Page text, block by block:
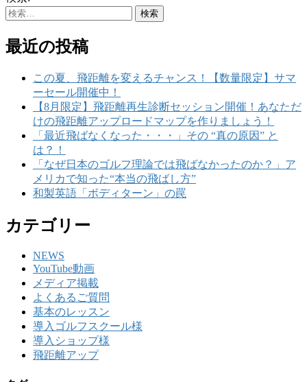
最近の投稿
この夏、飛距離を変えるチャンス！【数量限定】サマ
ーセール開催中！
【8月限定】飛距離再生診断セッション開催！あなただ
けの飛距離アップロードマップを作りましょう！
「最近飛ばなくなった・・・」その “真の原因” と
は？！
「なぜ日本のゴルフ理論では飛ばなかったのか？」ア
メリカで知った“本当の飛ばし方”
和製英語「ボディターン」の罠
カテゴリー
NEWS
YouTube動画
メディア掲載
よくあるご質問
基本のレッスン
導入ゴルフスクール様
導入ショップ様
飛距離アップ